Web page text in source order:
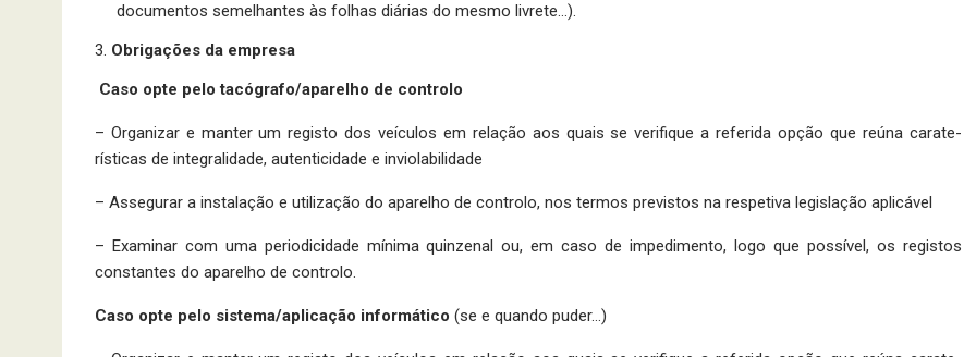
documentos semelhantes às folhas diárias do mesmo livrete…).
Obrigações da empresa
Caso opte pelo tacógrafo/aparelho de controlo
– Organizar e manter um registo dos veículos em relação aos quais se verifique a referida opção que reúna carate­
rísticas de integralidade, autenticidade e inviolabilidade
– Assegurar a instalação e utilização do aparelho de con­trolo, nos termos previstos na respetiva legislação aplicá­vel
– Examinar com uma periodicidade mínima quinzenal ou, em caso de impedimento, logo que possível, os registos
constantes do aparelho de controlo.
Caso opte pelo sistema/aplicação informático (se e quando puder…)